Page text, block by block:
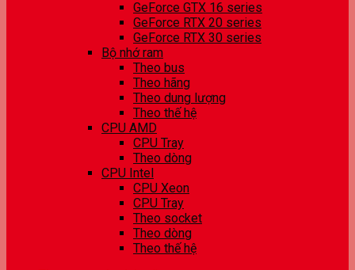
GeForce GTX 16 series
GeForce RTX 20 series
GeForce RTX 30 series
Bộ nhớ ram
Theo bus
Theo hãng
Theo dung lượng
Theo thế hệ
CPU AMD
CPU Tray
Theo dòng
CPU Intel
CPU Xeon
CPU Tray
Theo socket
Theo dòng
Theo thế hệ